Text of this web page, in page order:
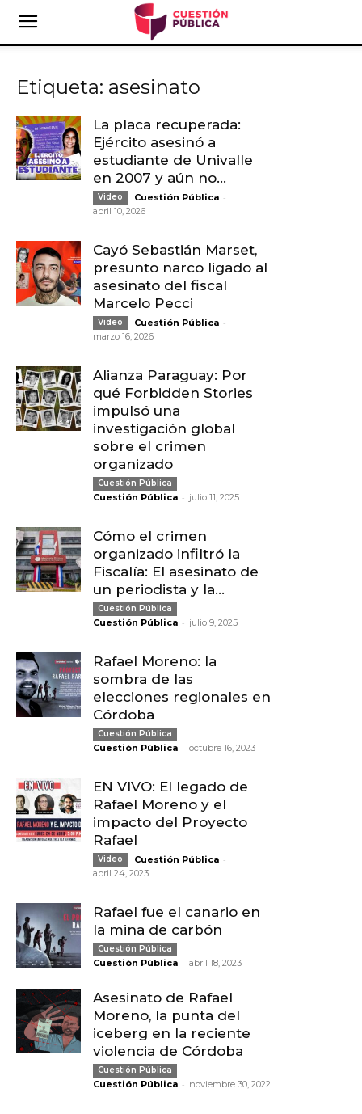
Etiqueta: asesinato
La placa recuperada:
Ejército asesinó a
estudiante de Univalle
en 2007 y aún no...
Video Cuestión Pública -
abril 10, 2026
Cayó Sebastián Marset,
presunto narco ligado al
asesinato del fiscal
Marcelo Pecci
Video Cuestión Pública -
marzo 16, 2026
Alianza Paraguay: Por
qué Forbidden Stories
impulsó una
investigación global
sobre el crimen
organizado
Cuestión Pública
Cuestión Pública - julio 11, 2025
Cómo el crimen
organizado infiltró la
Fiscalía: El asesinato de
un periodista y la...
Cuestión Pública
Cuestión Pública - julio 9, 2025
Rafael Moreno: la
sombra de las
elecciones regionales en
Córdoba
Cuestión Pública
Cuestión Pública - octubre 16, 2023
EN VIVO: El legado de
Rafael Moreno y el
impacto del Proyecto
Rafael
Video Cuestión Pública -
abril 24, 2023
Rafael fue el canario en
la mina de carbón
Cuestión Pública
Cuestión Pública - abril 18, 2023
Asesinato de Rafael
Moreno, la punta del
iceberg en la reciente
violencia de Córdoba
Cuestión Pública
Cuestión Pública - noviembre 30, 2022